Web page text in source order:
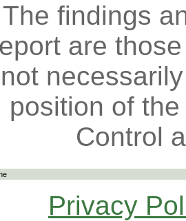
The findings
are
not
position of
Control
Privacy